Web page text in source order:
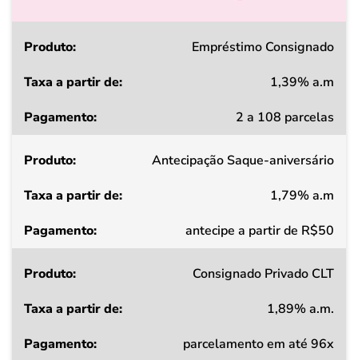
Produto
a
de
Pagamento
Empréstimo Consignado
1,39% a.m
2 a 108 parcelas
Antecipação Saque-aniversário
1,79% a.m
antecipe a partir de R$50
Consignado Privado CLT
1,89% a.m.
parcelamento em até 96x